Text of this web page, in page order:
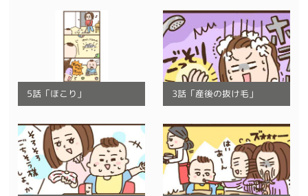
5話「ほこり」 3話「産後の抜け毛」